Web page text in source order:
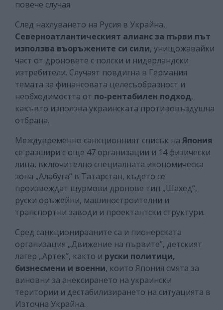
повече случая.
След нахлуването на Русия в Украйна,
Северноатлантическият алианс за първи път
използва въоръжените си сили, унищожавайки
част от дроновете с полски и нидерландски
изтребители. Случаят повдигна в Германия
темата за финансовата целесъобразност и
необходимостта от по-рентабилен подход,
какъвто използва украинската противовъздушна
отбрана.
Междувременно санкционният списък на Япония
се разшири с още 47 организации и 14 физически
лица, включително специалната икономическа
зона „Алабуга“ в Татарстан, където се
произвеждат щурмови дронове тип „Шахед“,
руски оръжейни, машиностроителни и
транспортни заводи и проектантски структури.
Сред санкционирааните са и пионерската
организация „Движение на първите”, детският
лагер „Артек”, както и руски политици,
бизнесмени и военни, които Япония смята за
виновни за анексирането на украински
територии и дестабилизирането на ситуацията в
Източна Украйна.